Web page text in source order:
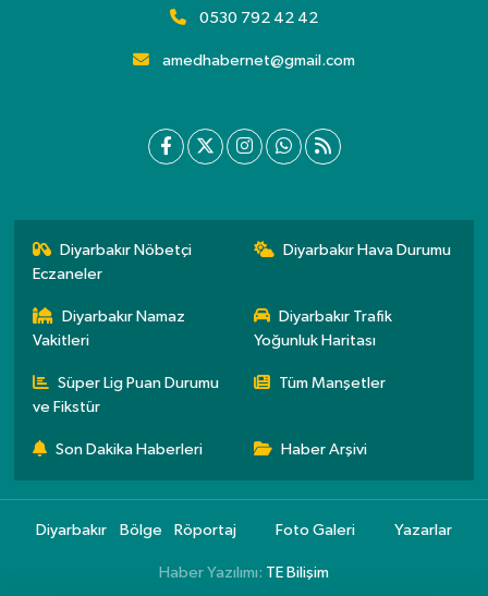
0530 792 42 42
amedhabernet@gmail.com
Diyarbakır Nöbetçi
Eczaneler
Diyarbakır Hava Durumu
Diyarbakır Namaz
Vakitleri
Diyarbakır Trafik
Yoğunluk Haritası
Süper Lig Puan Durumu
ve Fikstür
Tüm Manşetler
Son Dakika Haberleri Haber Arşivi
Diyarbakır Bölge Röportaj Foto Galeri Yazarlar
Haber Yazılımı: TE Bilişim